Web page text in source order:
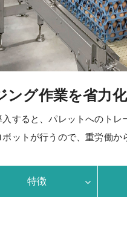
ング作業を省力化
すると、パレットへのトレ
ットが行うので、重労働か
特徴